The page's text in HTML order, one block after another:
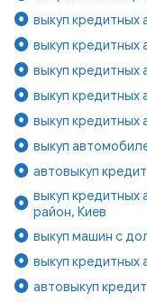
выкуп кредитных
выкуп кредитных
выкуп кредитных
выкуп кредитных
выкуп кредитных
выкуп
автовыкуп
выкуп кредитных
район, Киев
выкуп машин с
выкуп кредитных
автовыкуп